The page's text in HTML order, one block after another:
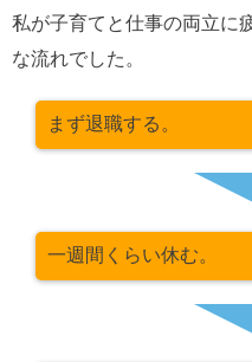
私が子育てと仕事の両立に
な流れでした。
まず退職する。
一週間くらい休む。